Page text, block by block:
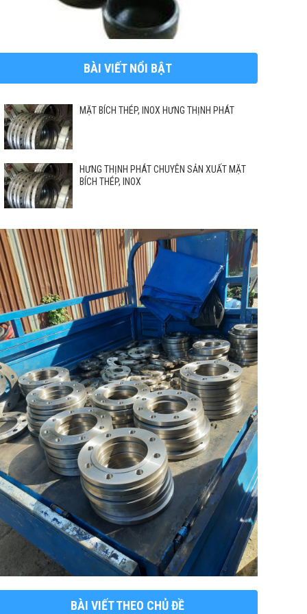
BÀI VIẾT NỔI BẬT
MẶT BÍCH THÉP, INOX HƯNG THỊNH PHÁT
HƯNG THỊNH PHÁT CHUYÊN SẢN XUẤT MẶT
BÍCH THÉP, INOX
BÀI VIẾT THEO CHỦ ĐỀ